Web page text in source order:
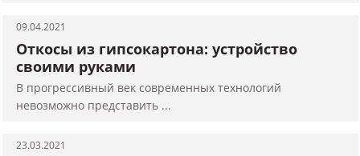
09.04.2021
Откосы из гипсокартона: устройство
своими руками
В прогрессивный век современных технологий
невозможно представить ...
23.03.2021